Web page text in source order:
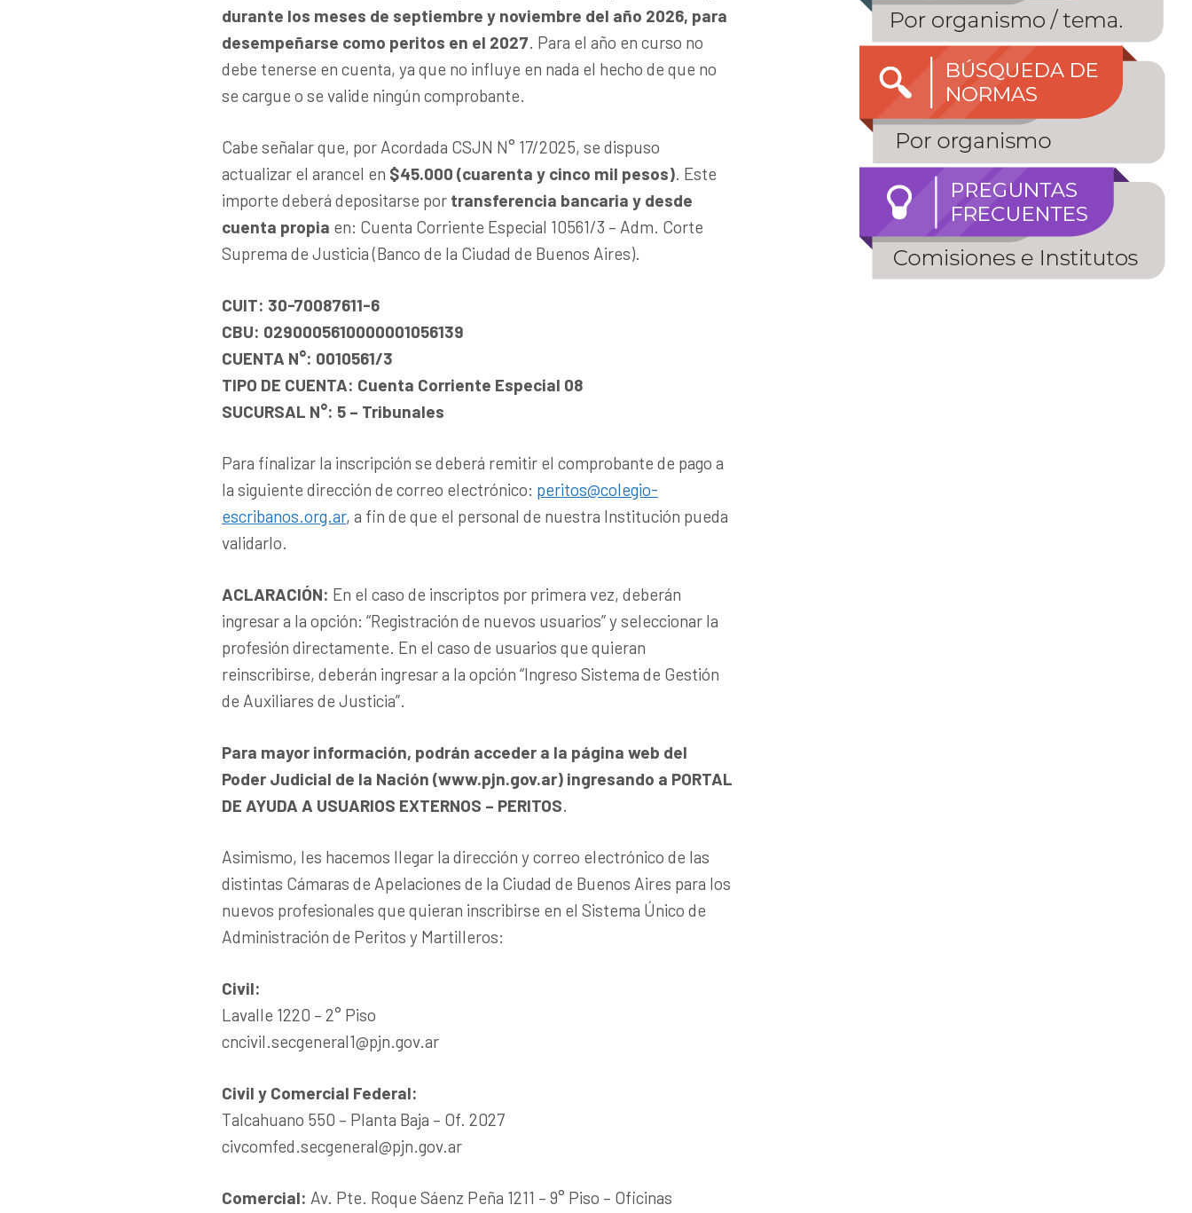
durante los meses de septiembre y noviembre del año 2026, para
desempeñarse como peritos en el 2027. Para el año en curso no
debe tenerse en cuenta, ya que no influye en nada el hecho de que no
se cargue o se valide ningún comprobante.
Cabe señalar que, por Acordada CSJN N° 17/2025, se dispuso
actualizar el arancel en $45.000 (cuarenta y cinco mil pesos). Este
importe deberá depositarse por transferencia bancaria y desde
cuenta propia en: Cuenta Corriente Especial 10561/3 – Adm. Corte
Suprema de Justicia (Banco de la Ciudad de Buenos Aires).
CUIT: 30-70087611-6
CBU: 0290005610000001056139
CUENTA N°: 0010561/3
TIPO DE CUENTA: Cuenta Corriente Especial 08
SUCURSAL N°: 5 – Tribunales
Para finalizar la inscripción se deberá remitir el comprobante de pago a
la siguiente dirección de correo electrónico: peritos@colegio-
escribanos.org.ar, a fin de que el personal de nuestra Institución pueda
validarlo.
ACLARACIÓN: En el caso de inscriptos por primera vez, deberán
ingresar a la opción: “Registración de nuevos usuarios” y seleccionar la
profesión directamente. En el caso de usuarios que quieran
reinscribirse, deberán ingresar a la opción “Ingreso Sistema de Gestión
de Auxiliares de Justicia”.
Para mayor información, podrán acceder a la página web del
Poder Judicial de la Nación (www.pjn.gov.ar) ingresando a PORTAL
DE AYUDA A USUARIOS EXTERNOS – PERITOS.
Asimismo, les hacemos llegar la dirección y correo electrónico de las
distintas Cámaras de Apelaciones de la Ciudad de Buenos Aires para los
nuevos profesionales que quieran inscribirse en el Sistema Único de
Administración de Peritos y Martilleros:
Civil:
Lavalle 1220 – 2° Piso
cncivil.secgeneral1@pjn.gov.ar
Civil y Comercial Federal:
Talcahuano 550 – Planta Baja – Of. 2027
civcomfed.secgeneral@pjn.gov.ar
Comercial: Av. Pte. Roque Sáenz Peña 1211 – 9° Piso – Oficinas